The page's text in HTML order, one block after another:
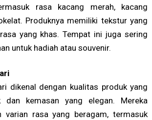
rasa kacang merah, kacang
Produknya memiliki tekstur yang
yang khas. Tempat ini juga sering
untuk hadiah atau souvenir.
dikenal dengan kualitas produk yang
dan kemasan yang elegan. Mereka
varian rasa yang beragam, termasuk